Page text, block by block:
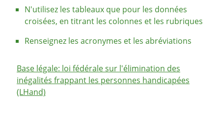
N'utilisez les tableaux que pour les données
croisées, en titrant les colonnes et les rubriques
Renseignez les acronymes et les abréviations
Base légale: loi fédérale sur l'élimination des
inégalités frappant les personnes handicapées
(LHand)